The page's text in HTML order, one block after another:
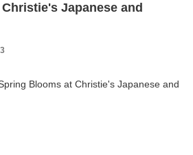
Japanese and